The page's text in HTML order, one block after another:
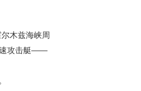
木兹海峡周
速攻击艇——